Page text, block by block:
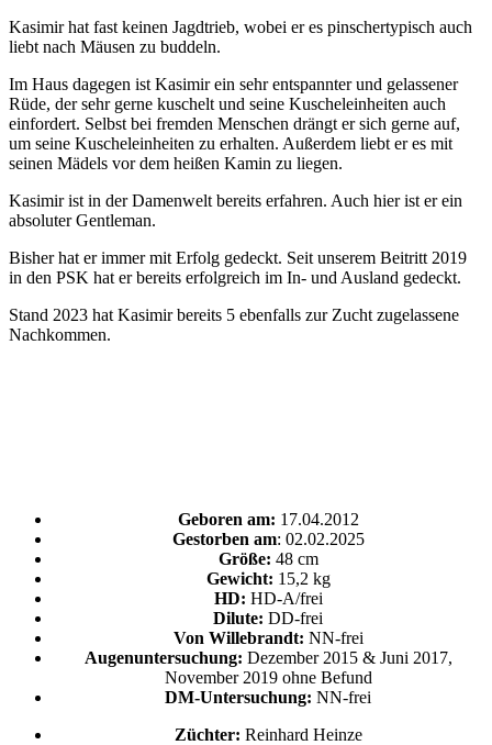
Kasimir hat fast keinen Jagdtrieb, wobei er es pinschertypisch auch
liebt nach Mäusen zu buddeln.
Im Haus dagegen ist Kasimir ein sehr entspannter und gelassener
Rüde, der sehr gerne kuschelt und seine Kuscheleinheiten auch
einfordert. Selbst bei fremden Menschen drängt er sich gerne auf,
um seine Kuscheleinheiten zu erhalten. Außerdem liebt er es mit
seinen Mädels vor dem heißen Kamin zu liegen.
Kasimir ist in der Damenwelt bereits erfahren. Auch hier ist er ein
absoluter Gentleman.
Bisher hat er immer mit Erfolg gedeckt. Seit unserem Beitritt 2019
in den PSK hat er bereits erfolgreich im In- und Ausland gedeckt.
Stand 2023 hat Kasimir bereits 5 ebenfalls zur Zucht zugelassene
Nachkommen.
Geboren am: 17.04.2012
Gestorben am: 02.02.2025
Größe: 48 cm
Gewicht: 15,2 kg
HD: HD-A/frei
Dilute: DD-frei
Von Willebrandt: NN-frei
Augenuntersuchung: Dezember 2015 & Juni 2017,
November 2019 ohne Befund
DM-Untersuchung: NN-frei
Züchter: Reinhard Heinze